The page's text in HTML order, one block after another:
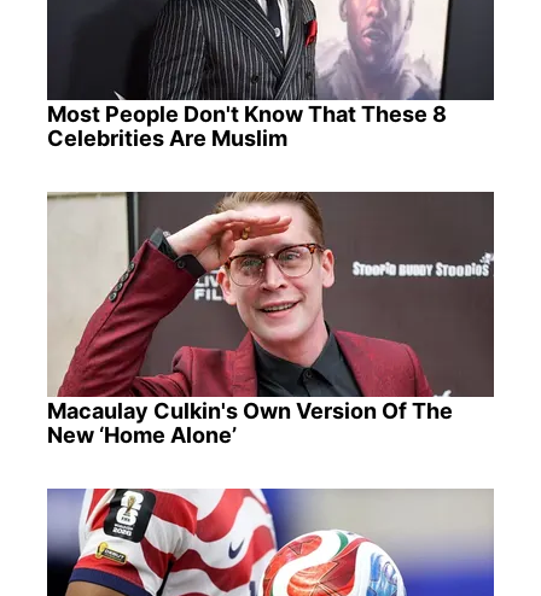
Most People Don't Know That These 8
Celebrities Are Muslim
Macaulay Culkin's Own Version Of The
New ‘Home Alone’